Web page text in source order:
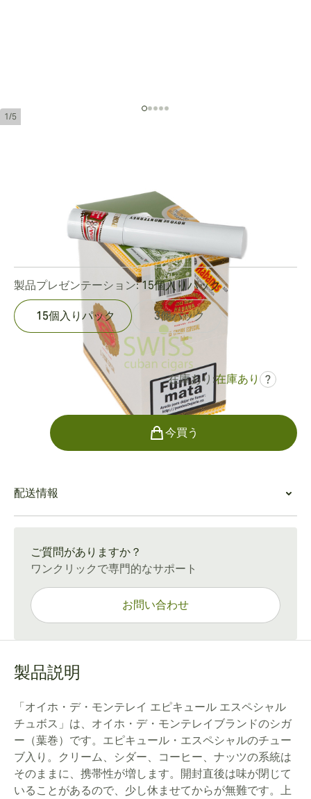
1/5
ュール エスペシャル チュボス
リングゲージ:50 長さ:141 mm / 5.6 インチ
レビュー
でした¥51,070
在庫あり:在庫あり ?
製品プレゼンテーション:15個入りパック
15個入りパック 3個パック
今買う
配送情報
ご質問がありますか？
ワンクリックで専門的なサポート
お問い合わせ
製品説明
「オイホ・デ・モンテレイ エピキュール エスペシャル
チュボス」は、オイホ・デ・モンテレイブランドのシガ
ー（葉巻）です。エピキュール・エスペシャルのチュー
ブ入り。クリーム、シダー、コーヒー、ナッツの系統は
そのままに、携帯性が増します。開封直後は味が閉じて
いることがあるので、少し休ませてからが無難です。上